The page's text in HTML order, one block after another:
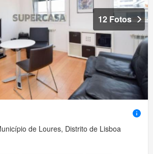
12 Fotos
de Loures, Distrito de Lisboa